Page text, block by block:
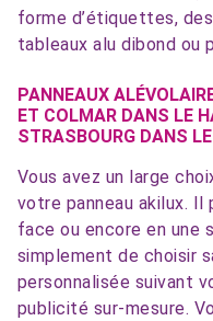
forme d’étiquettes,
tableaux alu dibond ou
PANNEAUX
ET COLMAR DANS LE
STRASBOURG DANS
Vous avez un large
votre panneau akilux.
face ou encore en
simplement de choisir
personnalisée suivant
publicité sur-mesure.